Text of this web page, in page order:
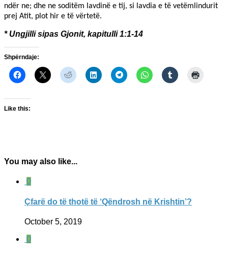
ndër ne; dhe ne soditëm lavdinë e tij, si lavdia e të vetëmlindurit
prej Atit, plot hir e të vërtetë.
* Ungjilli sipas Gjonit, kapitulli 1:1-14
Shpërndaje:
Like this:
You may also like...
0
Çfarë do të thotë të ‘Qëndrosh në Krishtin’?
October 5, 2019
0